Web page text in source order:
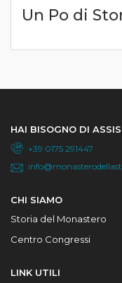
Un Po di
HAI BISOGNO DI
+39 0175 291447
CHI SIAMO
Storia del Monastero
Centro Congressi
LINK UTILI